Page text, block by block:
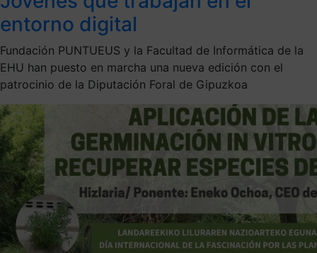
entorno digital
Fundación PUNTUEUS y la Facultad de Informática de la
EHU han puesto en marcha una nueva edición con el
patrocinio de la Diputación Foral de Gipuzkoa